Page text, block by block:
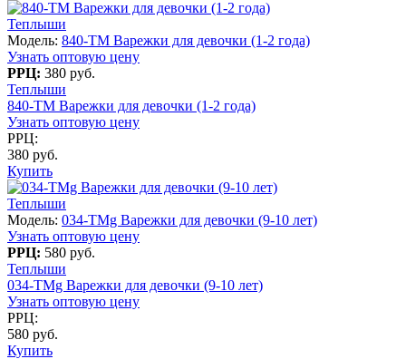
Теплыши
Модель: 840-TM Варежки для девочки (1-2 года)
Узнать оптовую цену
РРЦ: 380 руб.
Теплыши
840-TM Варежки для девочки (1-2 года)
Узнать оптовую цену
РРЦ:
380 руб.
Купить
Теплыши
Модель: 034-TMg Варежки для девочки (9-10 лет)
Узнать оптовую цену
РРЦ: 580 руб.
Теплыши
034-TMg Варежки для девочки (9-10 лет)
Узнать оптовую цену
РРЦ:
580 руб.
Купить